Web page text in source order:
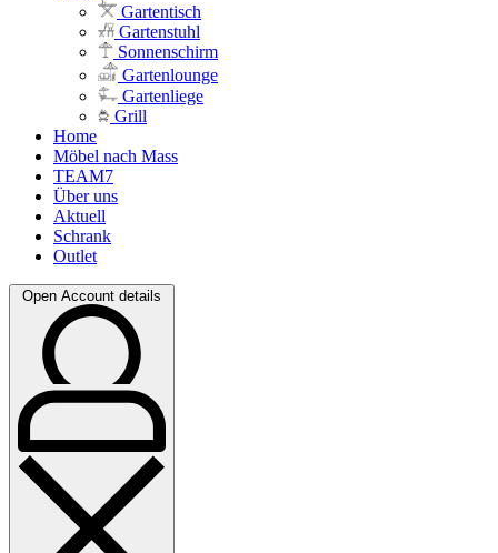
Gartentisch
Gartenstuhl
Sonnenschirm
Gartenlounge
Gartenliege
Grill
Home
Möbel nach Mass
TEAM7
Über uns
Aktuell
Schrank
Outlet
Open Account details